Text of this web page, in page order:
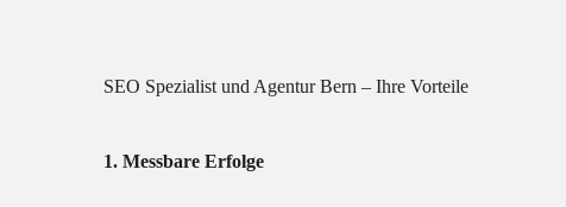
SEO Spezialist und Agentur Bern – Ihre Vorteile
1. Messbare Erfolge